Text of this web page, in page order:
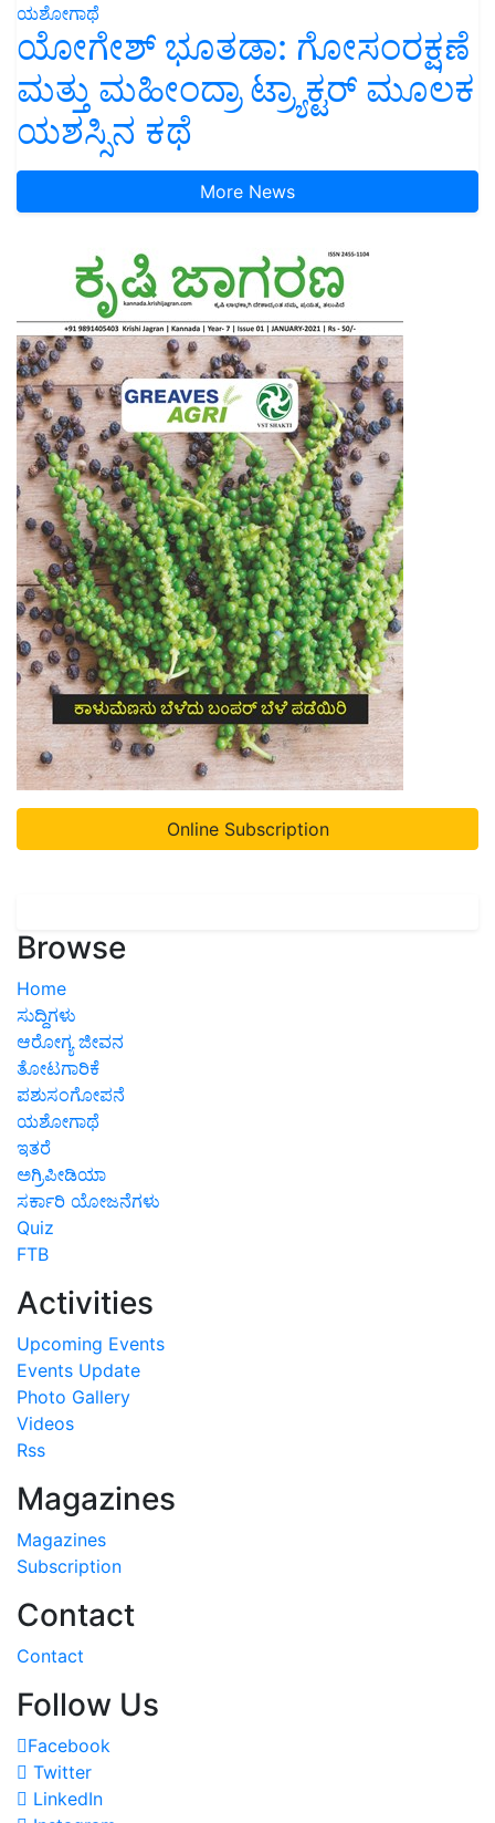
ಯಶೋಗಾಥೆ
ಯೋಗೇಶ್ ಭೂತಡಾ: ಗೋಸಂರಕ್ಷಣೆ
ಮತ್ತು ಮಹೀಂದ್ರಾ ಟ್ರ್ಯಾಕ್ಟರ್ ಮೂಲಕ
ಯಶಸ್ಸಿನ ಕಥೆ
More News
Online Subscription
Browse
Home
ಸುದ್ದಿಗಳು
ಆರೋಗ್ಯ ಜೀವನ
ತೋಟಗಾರಿಕೆ
ಪಶುಸಂಗೋಪನೆ
ಯಶೋಗಾಥೆ
ಇತರೆ
ಅಗ್ರಿಪೀಡಿಯಾ
ಸರ್ಕಾರಿ ಯೋಜನೆಗಳು
Quiz
FTB
Activities
Upcoming Events
Events Update
Photo Gallery
Videos
Rss
Magazines
Magazines
Subscription
Contact
Contact
Follow Us
Facebook
Twitter
LinkedIn